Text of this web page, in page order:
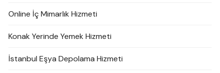
Online İç Mimarlık Hizmeti
Konak Yerinde Yemek Hizmeti
İstanbul Eşya Depolama Hizmeti